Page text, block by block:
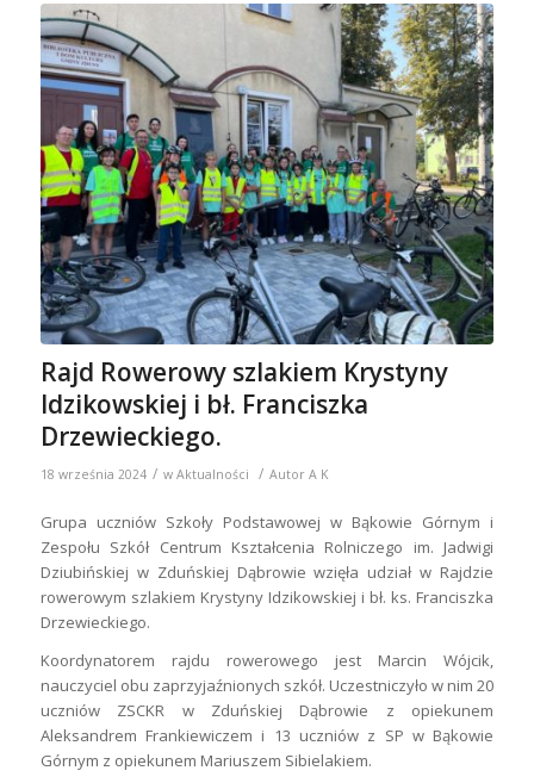
Rajd Rowerowy szlakiem Krystyny
Idzikowskiej i bł. Franciszka
Drzewieckiego.
18 września 2024 / w Aktualności / Autor A K
Grupa uczniów Szkoły Podstawowej w Bąkowie Górnym i
Zespołu Szkół Centrum Kształcenia Rolniczego im. Jadwigi
Dziubińskiej w Zduńskiej Dąbrowie wzięła udział w Rajdzie
rowerowym szlakiem Krystyny Idzikowskiej i bł. ks. Franciszka
Drzewieckiego.
Koordynatorem rajdu rowerowego jest Marcin Wójcik,
nauczyciel obu zaprzyjaźnionych szkół. Uczestniczyło w nim 20
uczniów ZSCKR w Zduńskiej Dąbrowie z opiekunem
Aleksandrem Frankiewiczem i 13 uczniów z SP w Bąkowie
Górnym z opiekunem Mariuszem Sibielakiem.